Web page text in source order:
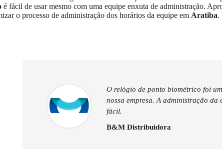
é fácil de usar mesmo com uma equipe enxuta de administração.
o processo de administração dos horários da equipe em Aratiba.
O relógio de ponto biométrico foi
nossa empresa. A administração da
fácil.
B&M Distribuidora